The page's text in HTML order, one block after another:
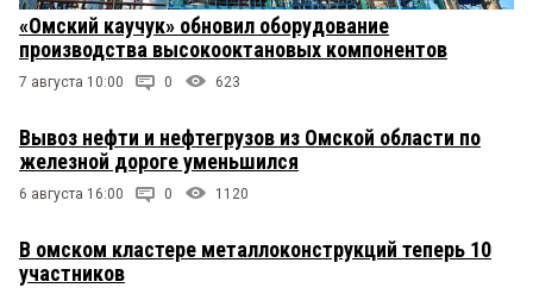
«Омский каучук» обновил оборудование
производства высокооктановых компонентов
7 августа 10:00 0 623
Вывоз нефти и нефтегрузов из Омской области по
железной дороге уменьшился
6 августа 16:00 0 1120
В омском кластере металлоконструкций теперь 10
участников